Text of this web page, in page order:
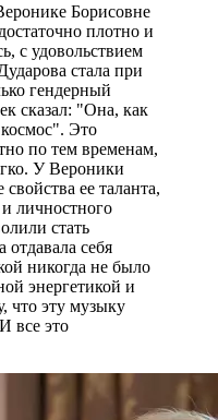
Борисовне
плотно и
с удовольствием
стала при
гендерный
сказал: "Она, как
Это
по тем временам,
У Вероники
ее таланта,
личностного
стать
себя
никогда не было
энергетикой и
что эту музыку
все это